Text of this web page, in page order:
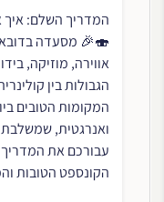
המדריך השלם: איך
🍣🎉 מסעדה
אווירה, מוזיקה,
הגבולות בין
המקומות הטובים
ואנרגטית,
עבורכם את
הקונספט הטובות